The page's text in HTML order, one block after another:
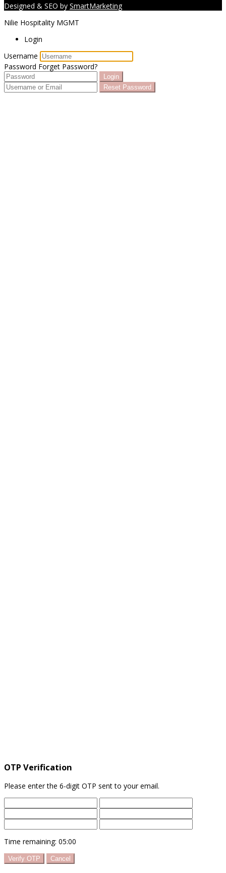
Designed & SEO by SmartMarketing
Nilie Hospitality MGMT
Login
Username
Password Forget Password?
Login
Reset Password
OTP Verification
Please enter the 6-digit OTP sent to your email.
Time remaining: 05:00
Verify OTP Cancel